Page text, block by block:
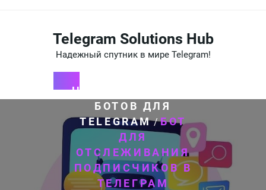
содержимомуTelegram Solutions Hub
Надежный спутник в мире Telegram!
HOME
БОТОВ ДЛЯ
TELEGRAM/БОТ
ДЛЯ
ОТСЛЕЖИВАНИЯ
ПОДПИСЧИКОВ В
ТЕЛЕГРАМ